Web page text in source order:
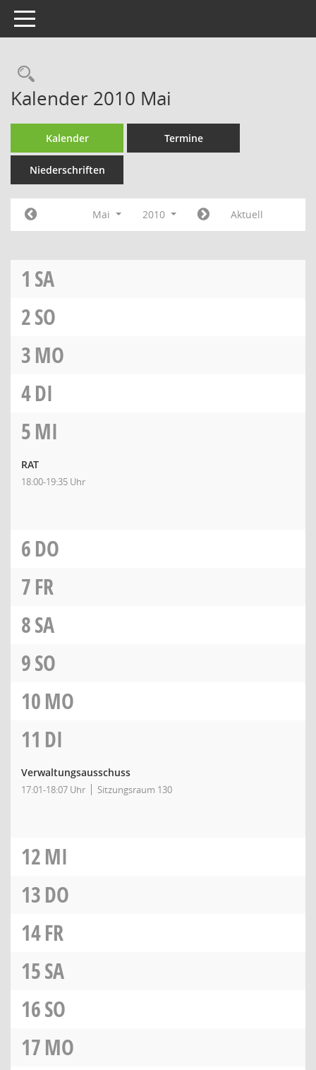
Toggle navigation
Rechercheauswahl
Kalender 2010 Mai
Kalender Termine
Niederschriften
Mai 2010 Aktuell
1 SA
2SO
3MO
4DI
5MI
RAT
18:00-19:35 Uhr
6DO
7FR
8SA
9SO
10MO
11 DI
Verwaltungsausschuss
17:01-18:07 Uhr Sitzungsraum 130
12MI
13DO
14FR
15SA
16SO
17MO